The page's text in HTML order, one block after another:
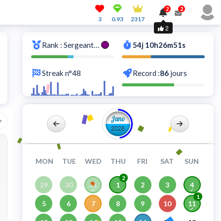
3 0.93 2317
2
2
2
Rank : Sergeant-major 54j 10h26m51s
Streak n°48 Record :86 jours
Janv
2026
MON TUE WED THU FRI SAT SUN
29 30 31 1
2
2 3 4
5 6 7 8 9 10 11
1